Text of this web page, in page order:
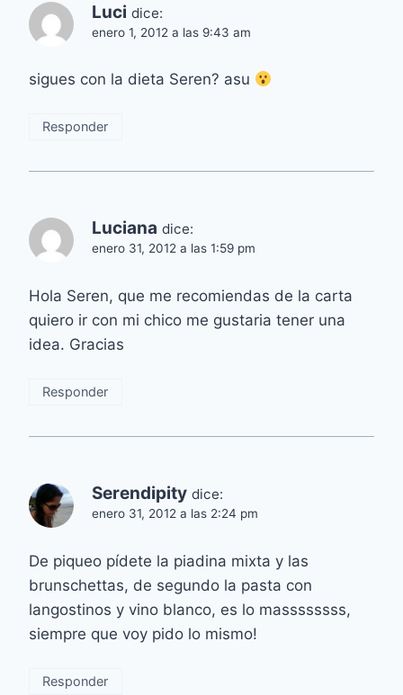
Luci dice:
enero 1, 2012 a las 9:43 am
sigues con la dieta Seren? asu
Responder
Luciana dice:
enero 31, 2012 a las 1:59 pm
Hola Seren, que me recomiendas de la carta
quiero ir con mi chico me gustaria tener una
idea. Gracias
Responder
Serendipity dice:
enero 31, 2012 a las 2:24 pm
De piqueo pídete la piadina mixta y las
brunschettas, de segundo la pasta con
langostinos y vino blanco, es lo massssssss,
siempre que voy pido lo mismo!
Responder